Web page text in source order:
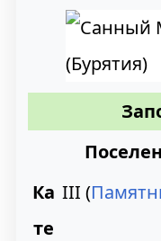
Ка
те
III (